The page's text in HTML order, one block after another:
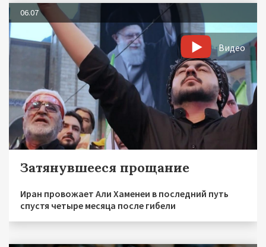
06.07
Видео
Затянувшееся прощание
Иран провожает Али Хаменеи в последний путь
спустя четыре месяца после гибели